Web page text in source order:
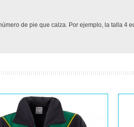
de pie que calza. Por ejemplo, la talla 4